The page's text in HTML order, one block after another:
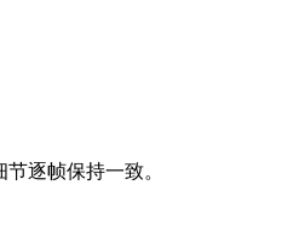
逐帧保持一致。